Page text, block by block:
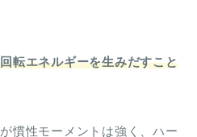
転エネルギーを生みだすこと
慣性モーメントは強く、ハー